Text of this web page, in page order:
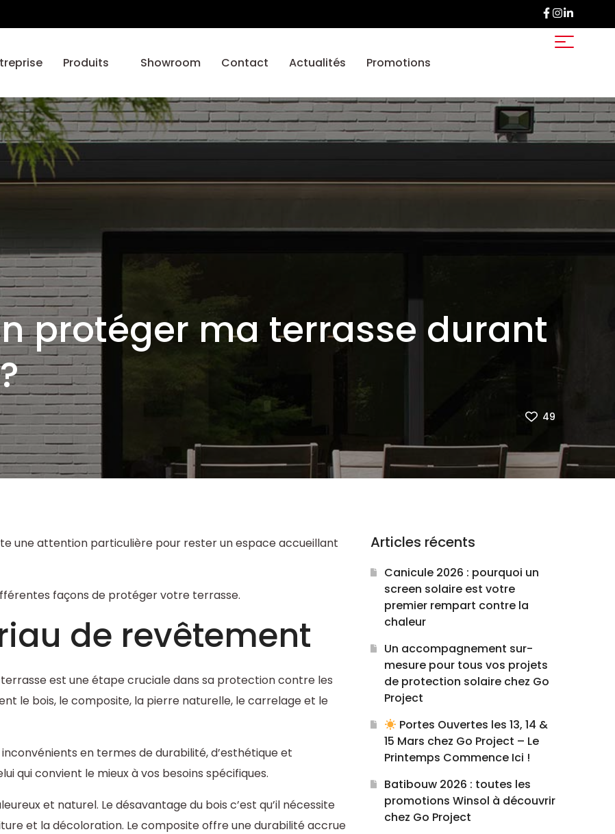
Produits Showroom Contact Actualités Promotions
protéger ma terrasse durant
49
une attention particulière pour rester un espace accueillant
façons de protéger votre terrasse.
de revêtement
est une étape cruciale dans sa protection contre les
le bois, le composite, la pierre naturelle, le carrelage et le
en termes de durabilité, d’esthétique et
qui convient le mieux à vos besoins spécifiques.
et naturel. Le désavantage du bois c’est qu’il nécessite
et la décoloration. Le composite offre une durabilité accrue
Articles récents
Canicule 2026 : pourquoi un
screen solaire est votre
premier rempart contre la
chaleur
Un accompagnement sur-
mesure pour tous vos projets
de protection solaire chez Go
Project
Portes Ouvertes les 13, 14 &
15 Mars chez Go Project – Le
Printemps Commence Ici !
Batibouw 2026 : toutes les
promotions Winsol à découvrir
chez Go Project